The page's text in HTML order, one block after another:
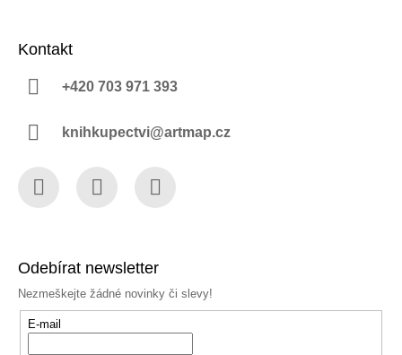
Kontakt
+420 703 971 393
knihkupectvi@artmap.cz
Odebírat newsletter
Nezmeškejte žádné novinky či slevy!
E-mail